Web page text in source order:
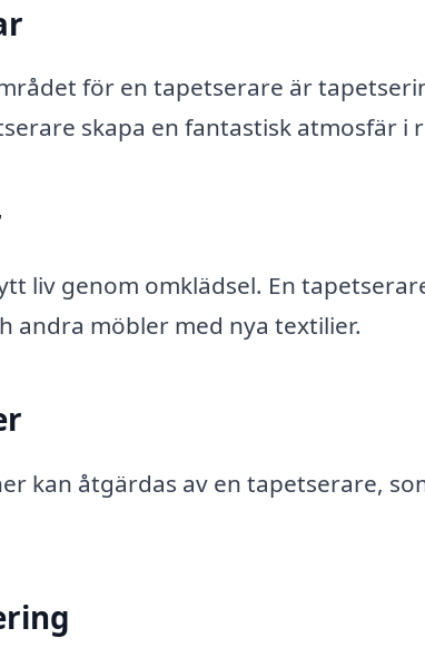
för en tapetserare är
skapa en fantastisk atmosfär i
liv genom omklädsel. En
andra möbler med nya textilier.
kan åtgärdas av en tapetserare,